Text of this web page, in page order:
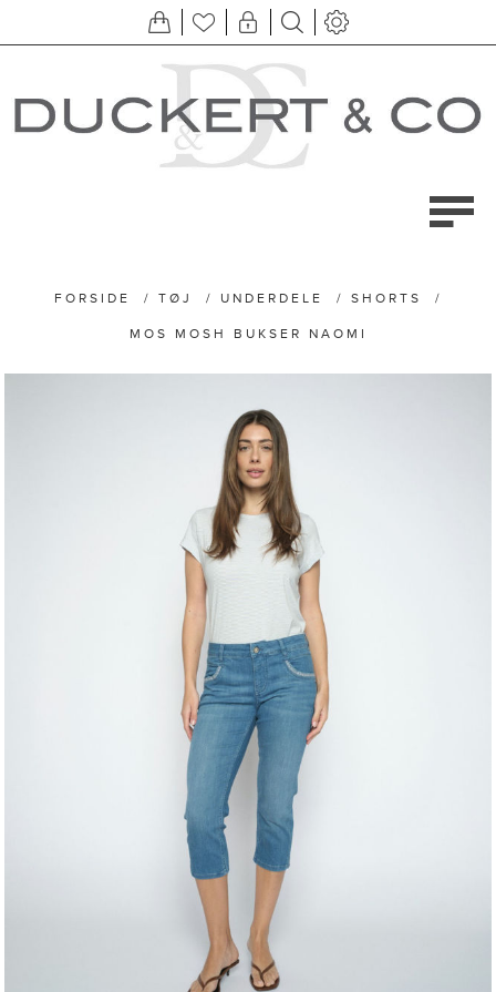
FORSIDE / TØJ / UNDERDELE / SHORTS /
MOS MOSH BUKSER NAOMI